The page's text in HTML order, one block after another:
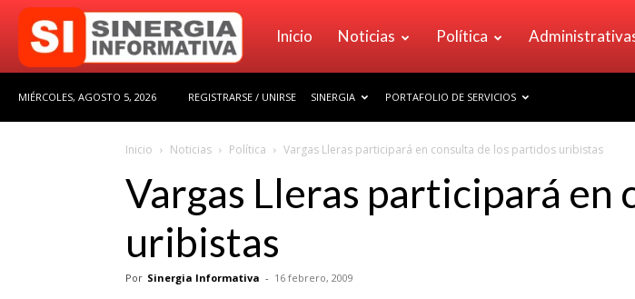
Sinergia
Inicio Noticias Política
MIÉRCOLES, AGOSTO 5, 2026 REGISTRARSE / UNIRSE SINERGIA PORTAFOLIO DE SERVICIOS
Inicio Noticias Política Vargas Lleras participará en consulta de los partidos uribistas
Vargas Lleras participará en
uribistas
Por Sinergia Informativa - 16 febrero, 2009